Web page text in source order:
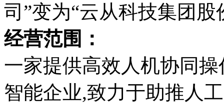
司”变为“云从科技集团股
经营范围：
一家提供高效人机协同
智能企业,致力于助推人